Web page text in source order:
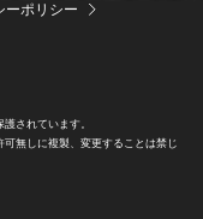
ーポリシー
されています。
無しに複製、変更することは禁じ